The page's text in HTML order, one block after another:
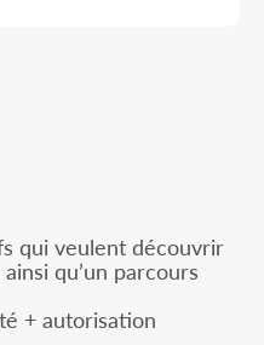
qui veulent découvrir
qu’un parcours
+ autorisation